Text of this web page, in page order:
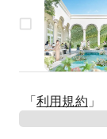
「利用規約 」